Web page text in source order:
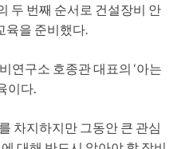
두 번째 순서로 건설장비 안
육을 준비했다.
연구소 호종관 대표의 ‘아는
이다.
차지하지만 그동안 큰 관심